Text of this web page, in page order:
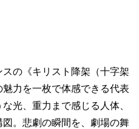
の《キリスト降架（十字架
魅力を一枚で体感できる代表
光、重力まで感じる人体、
。悲劇の瞬間を、劇場の舞